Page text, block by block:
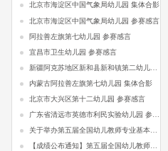
北京市海淀区中国气象局幼儿园 集体合影
北京市海淀区中国气象局幼儿园 参赛感言
阿拉善左旗第七幼儿园 参赛感言
宜昌市卫生幼儿园 参赛感言
内蒙古阿拉善左旗第七幼儿园 集体合影
北京市大兴区第十二幼儿园 参赛感言
关于举办第五届全国幼儿教师专业基本功比赛的通知
【成绩公布通知】第五届全国幼儿教师专业基本功比赛